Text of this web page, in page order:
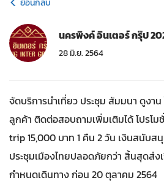
ย้อนกลับ
นครพิงค์ อินเตอร์ กรุ๊ป
28 มิ.ย. 2564
จัดบริการนำเที่ยว ประชุม สัมมนา ดูงา
ลูกค้า ติดต่อสอบถามเพิ่มเติมได้ โปรโ
trip 15,000 บาท 1 คืน 2 วัน เงินสนับส
ประชุมเมืองไทยปลอดภัยกว่า สิ้นสุดส่ง
กำหนดเดินทาง ก่อน 20 ตุลาคม 2564